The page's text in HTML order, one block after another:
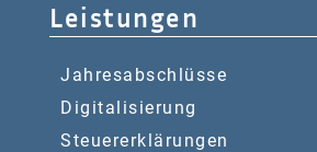
Leistungen
Jahresabschlüsse
Digitalisierung
Steuererklärungen